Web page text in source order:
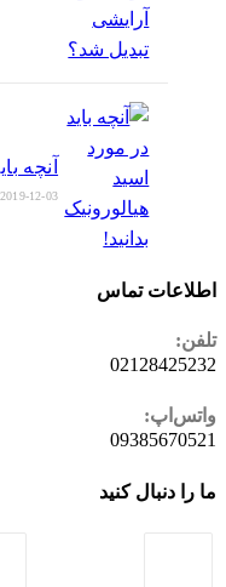
آنچه
2019-12-03
اطلاعات تماس
تلفن:
02128425232
واتس‌اپ:
09385670521
ما را دنبال کنید